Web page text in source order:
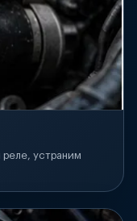
устраним